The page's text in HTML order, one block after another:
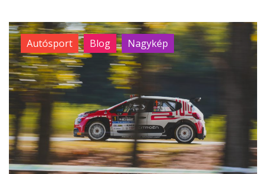
Autósport Blog Nagykép